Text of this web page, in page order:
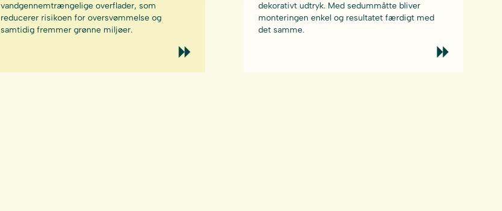
vandgennemtrængelige overflader, som
reducerer risikoen for oversvømmelse og
samtidig fremmer grønne miljøer.
dekorativt udtryk. Med sedummåtte bliver
monteringen enkel og resultatet færdigt med
det samme.